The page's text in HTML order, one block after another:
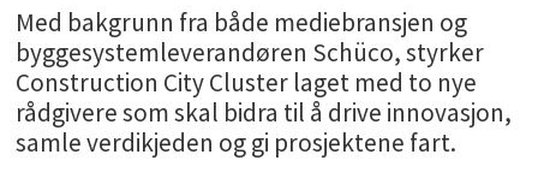
Med bakgrunn fra både mediebransjen og
byggesystemleverandøren Schüco, styrker
Construction City Cluster laget med to nye
rådgivere som skal bidra til å drive innovasjon,
samle verdikjeden og gi prosjektene fart.